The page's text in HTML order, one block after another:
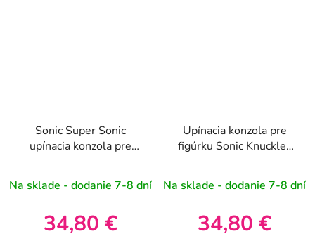
Sonic Super Sonic
upínacia konzola pre
Na sklade - dodanie 7-8 dní
34,80 €
Upínacia konzola pre
figúrku Sonic Knuckles
Na sklade - dodanie 7-8 dní
34,80 €